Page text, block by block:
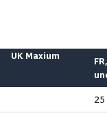
UK Maxium
25